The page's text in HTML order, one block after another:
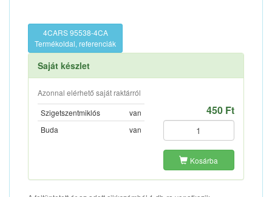
4CARS 95538-4CA
Termékoldal, referenciák
Saját készlet
Azonnal elérhető saját raktárról
Szigetszentmiklós
van
Buda
van
450 Ft
Kosárba